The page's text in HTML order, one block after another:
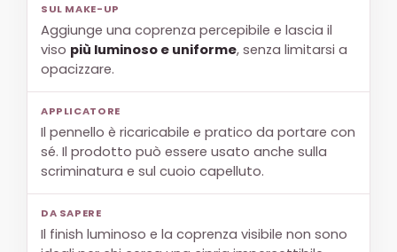
SUL MAKE-UP
Aggiunge una coprenza percepibile e lascia il
viso più luminoso e uniforme, senza limitarsi a
opacizzare.
APPLICATORE
Il pennello è ricaricabile e pratico da portare con
sé. Il prodotto può essere usato anche sulla
scriminatura e sul cuoio capelluto.
DA SAPERE
Il finish luminoso e la coprenza visibile non sono